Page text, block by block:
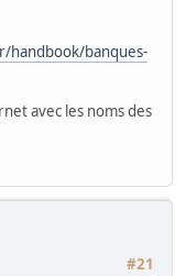
handbook/banques-
avec les noms des
#21